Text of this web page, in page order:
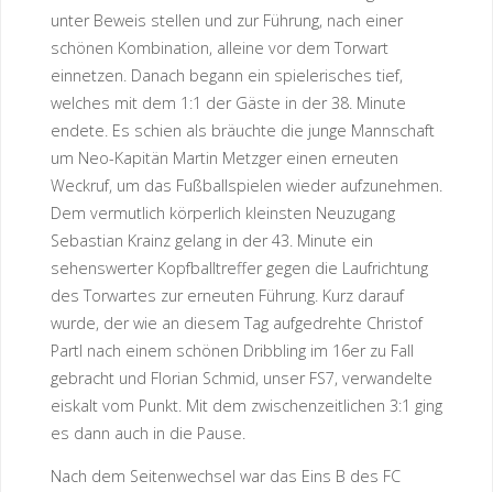
unter Beweis stellen und zur Führung, nach einer
schönen Kombination, alleine vor dem Torwart
einnetzen. Danach begann ein spielerisches tief,
welches mit dem 1:1 der Gäste in der 38. Minute
endete. Es schien als bräuchte die junge Mannschaft
um Neo-Kapitän Martin Metzger einen erneuten
Weckruf, um das Fußballspielen wieder aufzunehmen.
Dem vermutlich körperlich kleinsten Neuzugang
Sebastian Krainz gelang in der 43. Minute ein
sehenswerter Kopfballtreffer gegen die Laufrichtung
des Torwartes zur erneuten Führung. Kurz darauf
wurde, der wie an diesem Tag aufgedrehte Christof
Partl nach einem schönen Dribbling im 16er zu Fall
gebracht und Florian Schmid, unser FS7, verwandelte
eiskalt vom Punkt. Mit dem zwischenzeitlichen 3:1 ging
es dann auch in die Pause.
Nach dem Seitenwechsel war das Eins B des FC